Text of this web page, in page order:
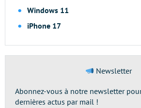
Windows 11
iPhone 17
Newsletter
Abonnez-vous à notre newsletter
dernières actus par mail !